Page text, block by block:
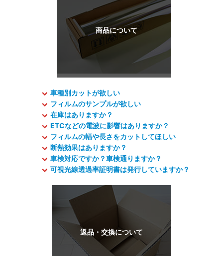
車種別カットが欲しい
フィルムのサンプルが欲しい
在庫はありますか？
ETCなどの電波に影響はありますか？
フィルムの幅や長さをカットしてほしい
断熱効果はありますか？
車検対応ですか？車検通りますか？
可視光線透過率証明書は発行していますか？